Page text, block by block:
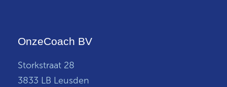
OnzeCoach BV
Storkstraat 28
3833 LB Leusden